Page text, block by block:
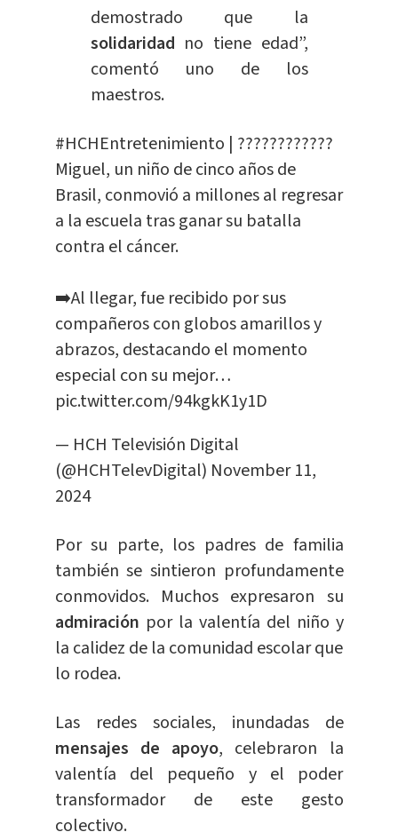
demostrado que la
solidaridad no tiene edad”,
comentó uno de los
maestros.
#HCHEntretenimiento | ????????????
Miguel, un niño de cinco años de
Brasil, conmovió a millones al regresar
a la escuela tras ganar su batalla
contra el cáncer.
➡️Al llegar, fue recibido por sus
compañeros con globos amarillos y
abrazos, destacando el momento
especial con su mejor…
pic.twitter.com/94kgkK1y1D
— HCH Televisión Digital
(@HCHTelevDigital) November 11,
2024
Por su parte, los padres de familia
también se sintieron profundamente
conmovidos. Muchos expresaron su
admiración por la valentía del niño y
la calidez de la comunidad escolar que
lo rodea.
Las redes sociales, inundadas de
mensajes de apoyo, celebraron la
valentía del pequeño y el poder
transformador de este gesto
colectivo.